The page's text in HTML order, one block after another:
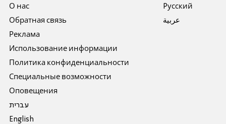
О нас
Обратная связь
Реклама
Использование информации
Политика конфиденциальности
Специальные возможности
Оповещения
עברית
English
Pусский
عربية